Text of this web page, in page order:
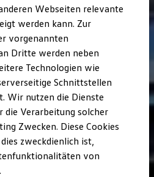
HU/AU
und Checks
Flüssigkeiten
Unfallhilfe
Teile
Zubehör
Webseiten relevante
werden kann. Zur
vorgenannten
Dritte werden neben
Technologien wie
Schnittstellen
Wir nutzen die Dienste
die Verarbeitung solcher
Zwecken. Diese Cookies
zweckdienlich ist,
von